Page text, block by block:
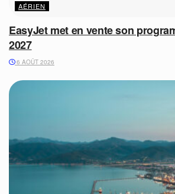
AÉRIEN
EasyJet met en vente son
2027
6 AOÛT 2026